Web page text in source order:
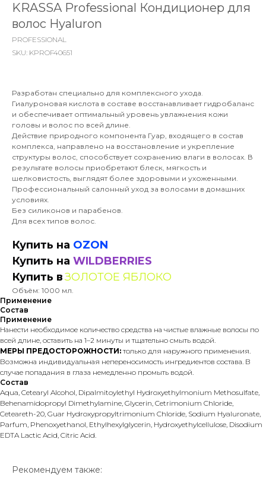
KRASSA Professional Кондиционер для
волос Hyaluron
PROFESSIONAL
SKU: KPROF40651
Разработан специально для комплексного ухода.
Гиалуроновая кислота в составе восстанавливает гидробаланс
и обеспечивает оптимальный уровень увлажнения кожи
головы и волос по всей длине.
Действие природного компонента Гуар, входящего в состав
комплекса, направлено на восстановление и укрепление
структуры волос, способствует сохранению влаги в волосах. В
результате волосы приобретают блеск, мягкость и
шелковистость, выглядят более здоровыми и ухоженными.
Профессиональный салонный уход за волосами в домашних
условиях.
Без силиконов и парабенов.
Для всех типов волос.
Купить на OZON
Купить на WILDBERRIES
Купить вЗОЛОТОЕ ЯБЛОКО
Объём: 1000 мл.
Применение
Состав
Применение
Нанести необходимое количество средства на чистые влажные волосы по
всей длине, оставить на 1–2 минуты и тщательно смыть водой.
МЕРЫ ПРЕДОСТОРОЖНОСТИ:только для наружного применения.
Возможна индивидуальная непереносимость ингредиентов состава. В
случае попадания в глаза немедленно промыть водой.
Состав
Aqua, Cetearyl Alcohol, Dipalmitoylethyl Hydroxyethylmonium Methosulfate,
Behenamidopropyl Dimethylamine, Glycerin, Cetrimonium Chloride,
Ceteareth-20, Guar Hydroxypropyltrimonium Chloride, Sodium Hyaluronate,
Parfum, Phenoxyethanol, Ethylhexylglycerin, Hydroxyethylcellulose, Disodium
EDTA Lactic Acid, Citric Acid.
Рекомендуем также: